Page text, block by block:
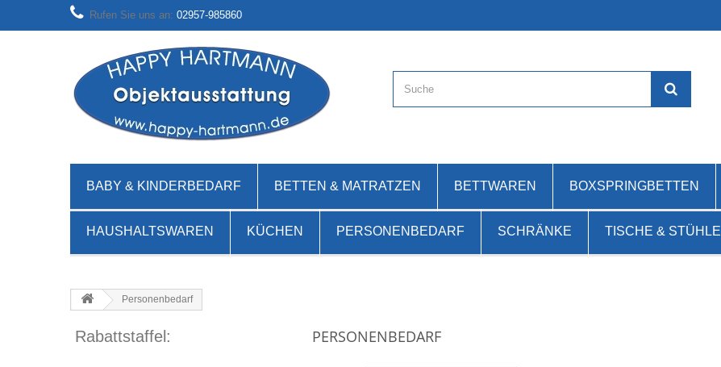
Rufen Sie uns an: 02957-985860
BABY & KINDERBEDARF BETTEN & MATRATZEN BETTWAREN BOXSPRINGBETTEN
HAUSHALTSWAREN KÜCHEN PERSONENBEDARF SCHRÄNKE TISCHE & STÜHLE
Personenbedarf
Rabattstaffel: PERSONENBEDARF